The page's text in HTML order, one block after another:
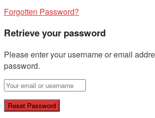
Forgotten Password?
Retrieve your password
Please enter your username or email
password.